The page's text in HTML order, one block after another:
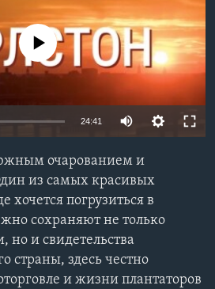
currently available
24:41
очарованием и
из самых красивых
хочется погрузиться в
сохраняют не только
но и свидетельства
страны, здесь честно
и жизни плантаторов